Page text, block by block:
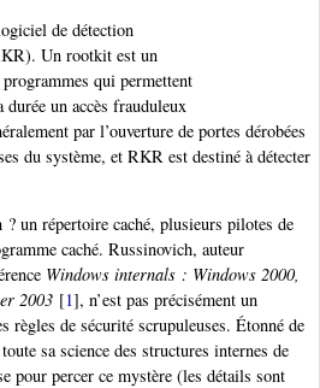
de détection
Un rootkit est un
qui permettent
un accès frauduleux
par l’ouverture de portes dérobées
du système, et RKR est destiné à détecter
un répertoire caché, plusieurs pilotes de
caché. Russinovich, auteur
Windows internals : Windows 2000,
2003 [1], n’est pas précisément un
de sécurité scrupuleuses. Étonné de
sa science des structures internes de
pour percer ce mystère (les détails sont